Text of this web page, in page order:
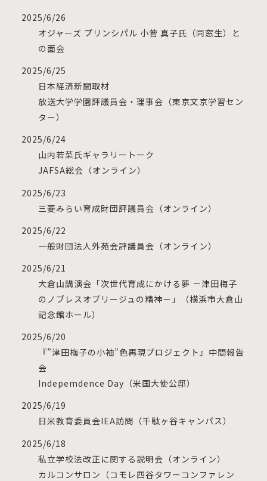
2025/6/26
オジャーズ プリンシパル 小菅 真子氏（同窓生）と
の面会
2025/6/25
日本経済新聞取材
放送大学学園評議員会・理事会（東京文京学習セン
ター）
2025/6/24
山内若菜氏ギャラリートーク
JAFSA総会（オンライン）
2025/6/23
三菱みらい育成財団評議員会（オンライン）
2025/6/22
一般財団法人外苑会評議員会（オンライン）
2025/6/21
大倉山講演会「次世代育成にかける夢 －津田梅子
のノブレスオブリージュの精神－」（横浜市大倉山
記念館ホール）
2025/6/20
『”津田梅子の小袖”色再現プロジェクト』中間報告
会
Indepemdence Day（米国大使公邸）
2025/6/19
日米教育委員会IEA訪問（千駄ヶ谷キャンパス）
2025/6/18
私立学校法改正に関する説明会（オンライン）
カルコンサロン（コモレ四谷タワーコンファレン